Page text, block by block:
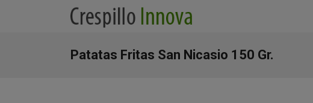
Patatas Fritas San Nicasio 150 Gr.